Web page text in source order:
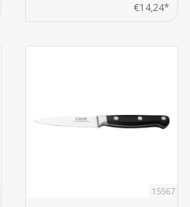
€14,24*
15567